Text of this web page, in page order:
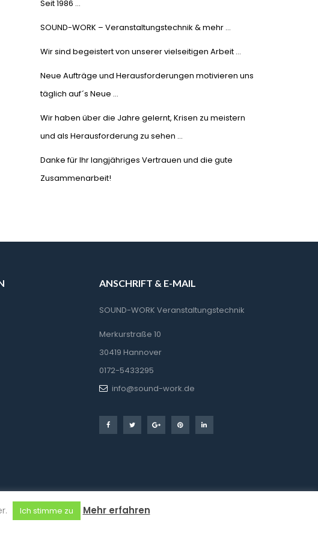
Seit 1986 …
SOUND-WORK – Veranstaltungstechnik & mehr …
Wir sind begeistert von unserer vielseitigen Arbeit …
Neue Aufträge und Herausforderungen motivieren uns
täglich auf´s Neue …
Wir haben über die Jahre gelernt, Krisen zu meistern
und als Herausforderung zu sehen …
Danke für Ihr langjähriges Vertrauen und die gute
Zusammenarbeit!
Online-
ANSCHRIFT & E-MAIL
SOUND-WORK Veranstaltungstechnik
Merkurstraße 10
30419 Hannover
0172-5433295
info@sound-work.de
Ich stimme zu Mehr erfahren